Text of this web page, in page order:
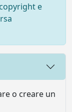
e
o creare un